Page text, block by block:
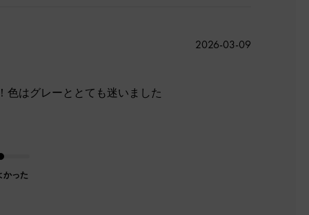
色はグレーととても迷いました
かった
公
2026-03-09